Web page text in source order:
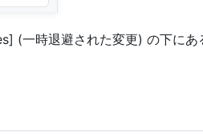
(一時退避された変更) の下にあ